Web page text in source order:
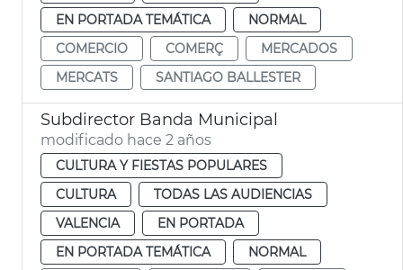
EN PORTADA TEMÁTICA
NORMAL
COMERCIO
COMERÇ
MERCADOS
MERCATS
SANTIAGO BALLESTER
Subdirector Banda Municipal
modificado hace 2 años
CULTURA Y FIESTAS POPULARES
CULTURA
TODAS LAS AUDIENCIAS
VALENCIA
EN PORTADA
EN PORTADA TEMÁTICA
NORMAL